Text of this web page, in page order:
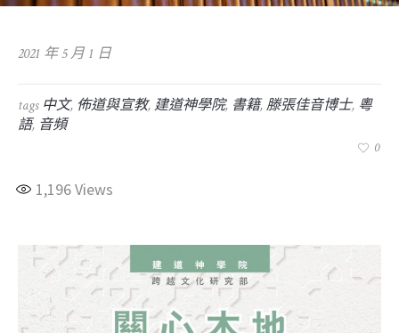
2021 年 5 月 1 日
tags 中文, 佈道與宣教,建道神學院, 書籍,滕張佳音博士, 粵
語, 音頻
0
1,196Views